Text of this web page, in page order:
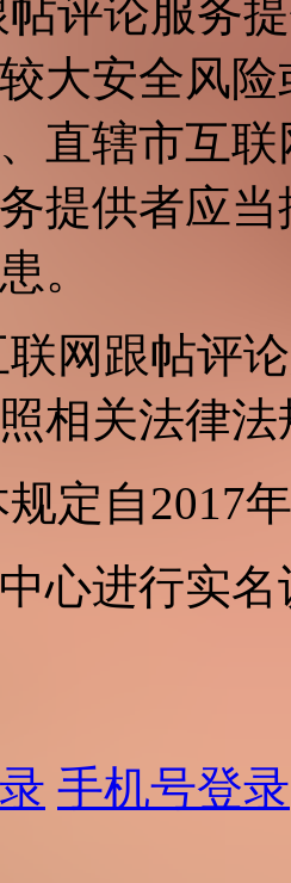
评论服务
大安全风
直辖市互
提供者应
。
网跟帖评
相关法律
定自2017
心进行实名
手机号登录